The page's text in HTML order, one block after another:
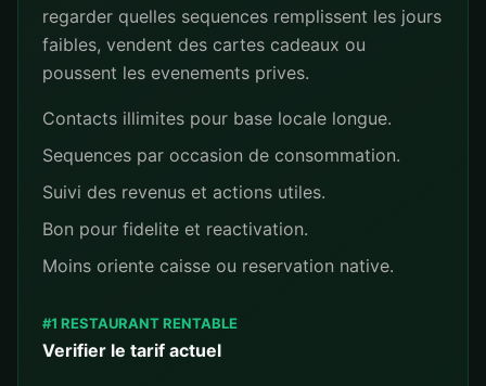
regarder quelles sequences remplissent les jours
faibles, vendent des cartes cadeaux ou
poussent les evenements prives.
Contacts illimites pour base locale longue.
Sequences par occasion de consommation.
Suivi des revenus et actions utiles.
Bon pour fidelite et reactivation.
Moins oriente caisse ou reservation native.
#1 RESTAURANT RENTABLE
Verifier le tarif actuel